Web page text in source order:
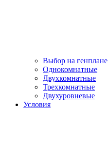
Выбор на генплане
Однокомнатные
Двухкомнатные
Трехкомнатные
Двухуровневые
Условия